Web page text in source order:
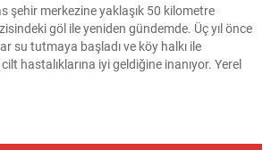
şehir merkezine yaklaşık 50 kilometre
göl ile yeniden gündemde. Üç yıl önce
su tutmaya başladı ve köy halkı ile
hastalıklarına iyi geldiğine inanıyor. Yerel